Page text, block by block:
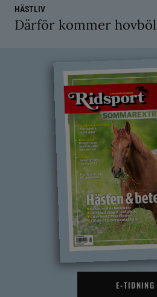
HÄSTLIV
Därför kommer
E-TIDNING